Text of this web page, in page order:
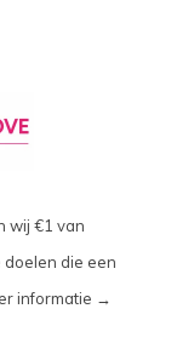
wij €1 van
die een
informatie →